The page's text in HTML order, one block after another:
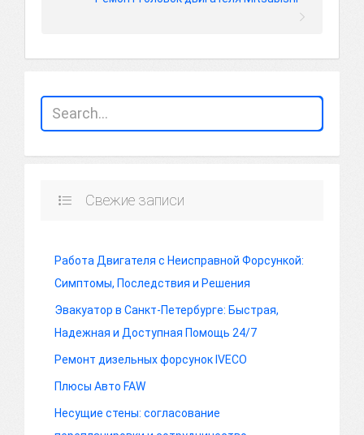
Свежие записи
Работа Двигателя с Неисправной Форсункой:
Симптомы, Последствия и Решения
Эвакуатор в Санкт-Петербурге: Быстрая,
Надежная и Доступная Помощь 24/7
Ремонт дизельных форсунок IVECO
Плюсы Авто FAW
Несущие стены: согласование